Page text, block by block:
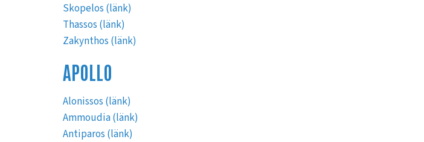
Skopelos (länk)
Thassos (länk)
Zakynthos (länk)
APOLLO
Alonissos (länk)
Ammoudia (länk)
Antiparos (länk)